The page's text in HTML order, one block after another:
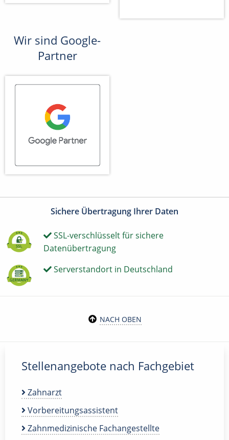
Wir sind Google-
Partner
Sichere Übertragung Ihrer Daten
SSL-verschlüsselt für sichere
Datenübertragung
Serverstandort in Deutschland
NACH OBEN
Stellenangebote nach Fachgebiet
Zahnarzt
Vorbereitungsassistent
Zahnmedizinische Fachangestellte